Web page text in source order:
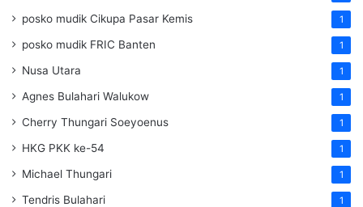
posko mudik Cikupa Pasar Kemis 1
posko mudik FRIC Banten 1
Nusa Utara 1
Agnes Bulahari Walukow 1
Cherry Thungari Soeyoenus 1
HKG PKK ke-54 1
Michael Thungari 1
Tendris Bulahari 1